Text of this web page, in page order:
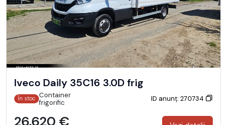
Iveco Daily 35C16 3.0D frig
În stoc Container
frigorific
ID anunț: 270734